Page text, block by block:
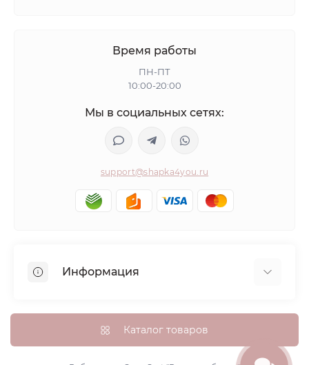
Время работы
ПН-ПТ
10:00-20:00
Мы в социальных сетях:
support@shapka4you.ru
Информация
Доставка, оплата и бонусные баллы
Гарантия возврата
Каталог товаров